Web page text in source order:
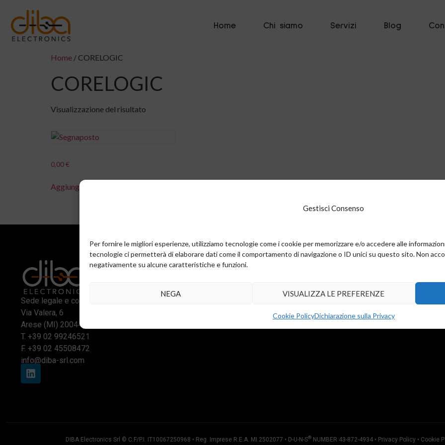
Gestisci Consenso
Per fornire le migliori esperienze, utilizziamo tecnologie come i cookie per memorizzare e/o accedere alle
tecnologie ci permetterà di elaborare dati come il comportamento di navigazione o ID unici su questo sito. Non
negativamente su alcune caratteristiche e funzioni.
NEGA VISUALIZZA LE PREFERENZE
Cookie PolicyDichiarazione sulla Privacy
Home Chi siamo Servizi Blog
Home / CORELOGIC
CORELOGIC
Visualizzazione del risultato
0,00€
Aggiungi al carrello
Sede legale e commerciale:
Via Valera, 6
Arese (MI) 20044
T. +39 02 99246521
F. +39 02 45508472
info@diba-srl.com
DIBA Electronics Srl © C.F/P.I. IT10067250968 • Reg. Imprese R.E.A. MI 2502077 • D-U-N-S®NUMBER 43-872-4934 • Privacy Policy• Cookie